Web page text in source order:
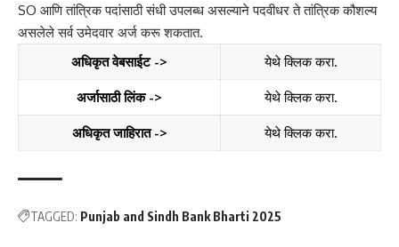
SO आणि तांत्रिक पदांसाठी संधी उपलब्ध असल्याने पदवीधर ते तांत्रिक कौशल्य
असलेले सर्व उमेदवार अर्ज करू शकतात.
अधिकृत वेबसाईट ->
येथे क्लिक करा.
अर्जासाठी लिंक -> येथे क्लिक करा.
अधिकृत जाहिरात -> येथे क्लिक करा.
TAGGED: Punjab and Sindh Bank Bharti 2025